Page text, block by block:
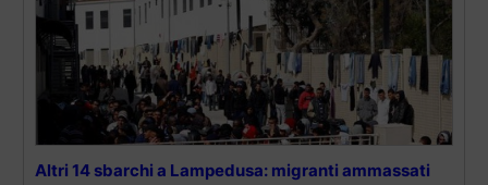
Altri 14 sbarchi a Lampedusa: migranti ammassati